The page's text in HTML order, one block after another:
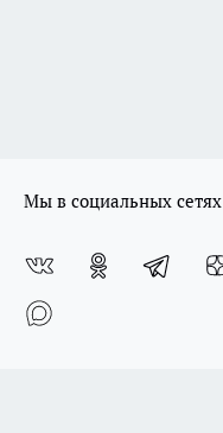
Мы в социальных сетях